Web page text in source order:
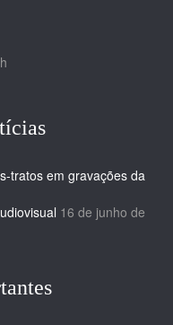
tratos em gravações da
16 de junho de